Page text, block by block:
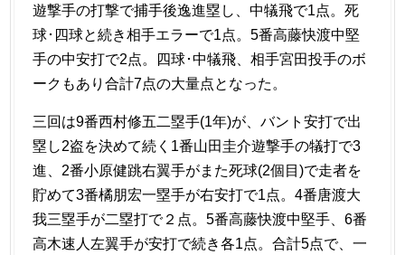
遊撃手の打撃で捕手後逸進塁し、中犠飛で1点。死
球･四球と続き相手エラーで1点。5番高藤快渡中堅
手の中安打で2点。四球･中犠飛、相手宮田投手のボ
ークもあり合計7点の大量点となった。
三回は9番西村修五二塁手(1年)が、バント安打で出
塁し2盗を決めて続く1番山田圭介遊撃手の犠打で3
進、2番小原健跳右翼手がまた死球(2個目)で走者を
貯めて3番橘朋宏一塁手が右安打で1点。4番唐渡大
我三塁手が二塁打で２点。5番高藤快渡中堅手、6番
高木速人左翼手が安打で続き各1点。合計5点で、一